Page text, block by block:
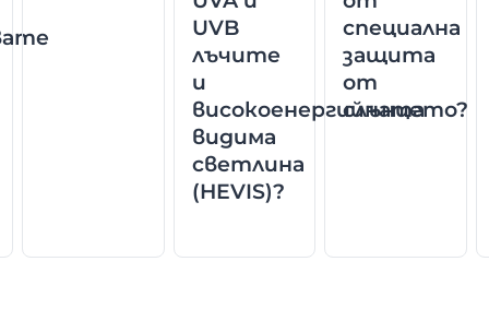
UVB
лъчите
и
високоенергийната
видима
светлина
(HEVIS)?
специална
защита
от
слънцето?